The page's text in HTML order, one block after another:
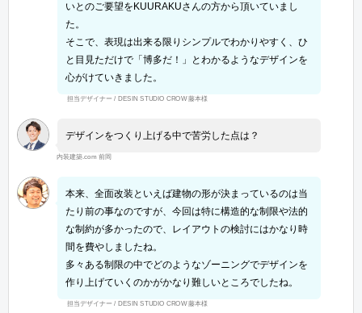
いとのご要望をKUURAKUさんの方から頂いていまし
た。
そこで、表現は出来る限りシンプルでわかりやすく、ひ
と目見ただけで「博多だ！」とわかるようなデザインを
心がけていきました。
担当デザイナー / DESIN STUDIO CROW 藤本様
デザインをつくり上げる中で苦労した点は？
内装建築.com 前岡
本来、全面改装といえば建物の形が決まっているのは当
たり前の事なのですが、今回は特に構造的な制限や法的
な制約が多かったので、レイアウトの検討にはかなり時
間を費やしましたね。
多々ある制限の中でどのようなゾーニングでデザインを
作り上げていくのかがかなり難しいところでしたね。
担当デザイナー / DESIN STUDIO CROW 藤本様